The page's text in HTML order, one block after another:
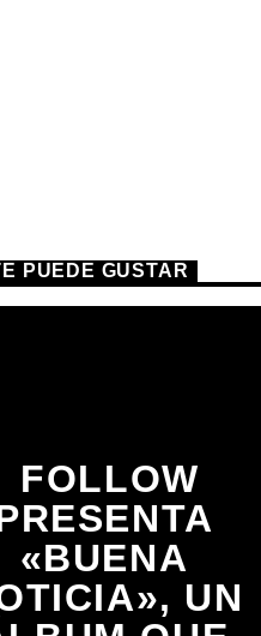
PUEDE GUSTAR
FOLLOW
«BUENA
UN